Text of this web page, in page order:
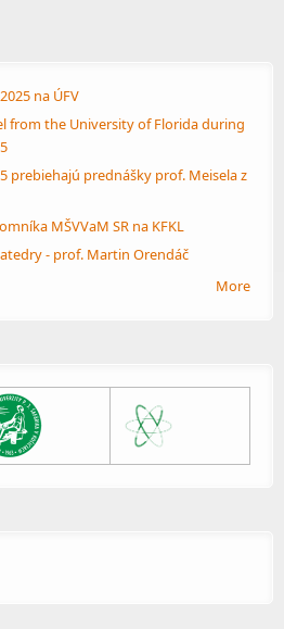
na ÚFV
from the University of Florida during
prebiehajú prednášky prof. Meisela z
MŠVVaM SR na KFKL
- prof. Martin Orendáč
More